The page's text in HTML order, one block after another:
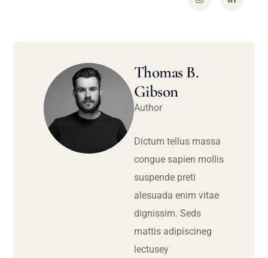
Thomas B.
Gibson
Author
Dictum tellus massa
congue sapien mollis
suspende preti
alesuada enim vitae
dignissim. Seds
mattis adipiscineg
lectusey